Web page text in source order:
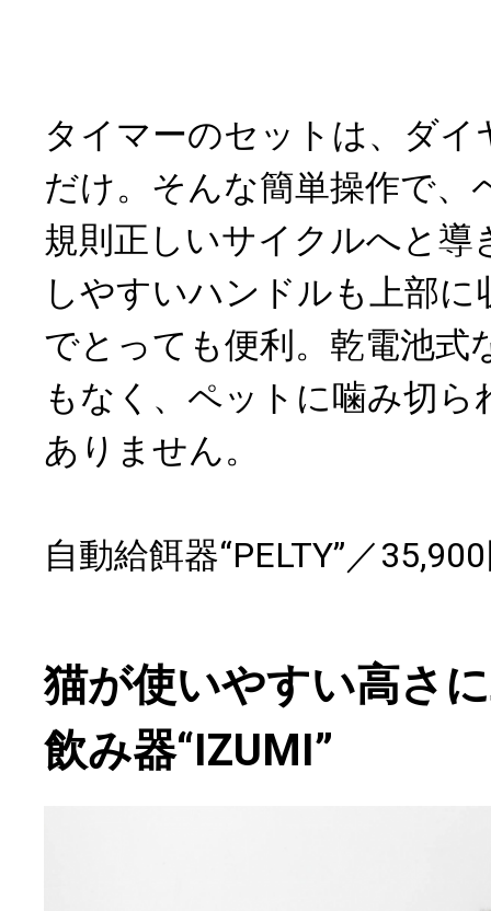
タイマーのセットは、ダ
だけ。そんな簡単操作で、
規則正しいサイクルへと導
しやすいハンドルも上部
でとっても便利。乾電池式
もなく、ペットに噛み切
ありません。
自動給餌器“PELTY”／
猫が使いやすい高さ
飲み器“IZUMI”